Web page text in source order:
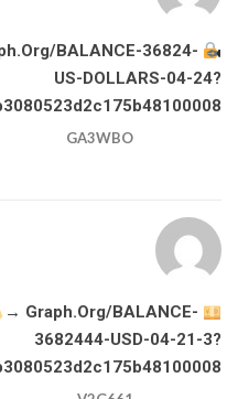
BALANCE-36824-
US-DOLLARS-04-24?
GA3WBO
→ Graph.org/BALANCE-
3682444-USD-04-21-3?